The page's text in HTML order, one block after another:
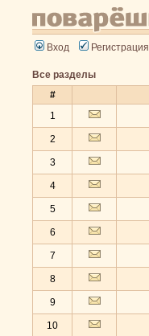
Вход Регистрация
Все разделы
#
1
2
3
4
5
6
7
8
9
10